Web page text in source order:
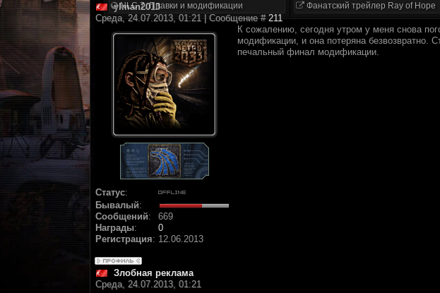
NLC 7. Правки и модификации
Фанатский трейлер Ray of Hope
ylman2013
Среда, 24.07.2013, 01:21 | Сообщение #211
Статус:
Бывалый:
Сообщений:
669
Награды:
0
Регистрация: 12.06.2013
К сожалению, сегодня утром у меня снова
модификации, и она потеряна безвозвратно.
печальный финал модификации.
Злобная реклама
Среда, 24.07.2013, 01:21